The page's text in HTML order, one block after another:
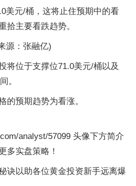
美元/桶，这将止住预期中的看
拾主要看跌趋势。
源：张融亿)
将位于支撑位71.0美元/桶以及
。
的预期趋势为看涨。
analyst/57099 头像下方简介
多实盘策略！
诀以助各位黄金投资新手远离爆